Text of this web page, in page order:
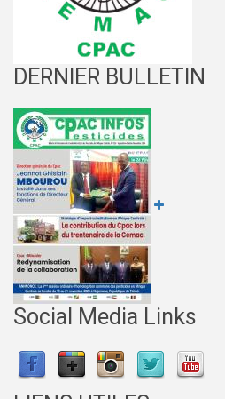
DERNIER BULLETIN
Social Media Links